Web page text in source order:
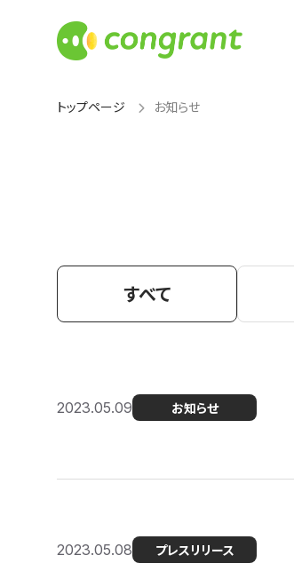
トップページ お知らせ
すべて
2023.05.09 お知らせ
2023.05.08 プレスリリース